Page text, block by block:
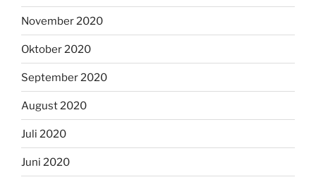
November 2020
Oktober 2020
September 2020
August 2020
Juli 2020
Juni 2020